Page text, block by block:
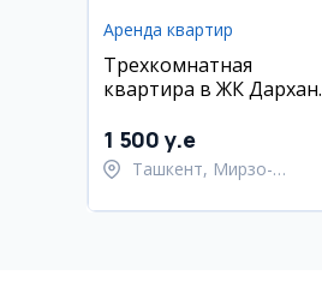
Аренда квартир
Трехкомнатная
квартира в ЖК Дархан,
1 500 y.e
Ташкент, Мирзо-